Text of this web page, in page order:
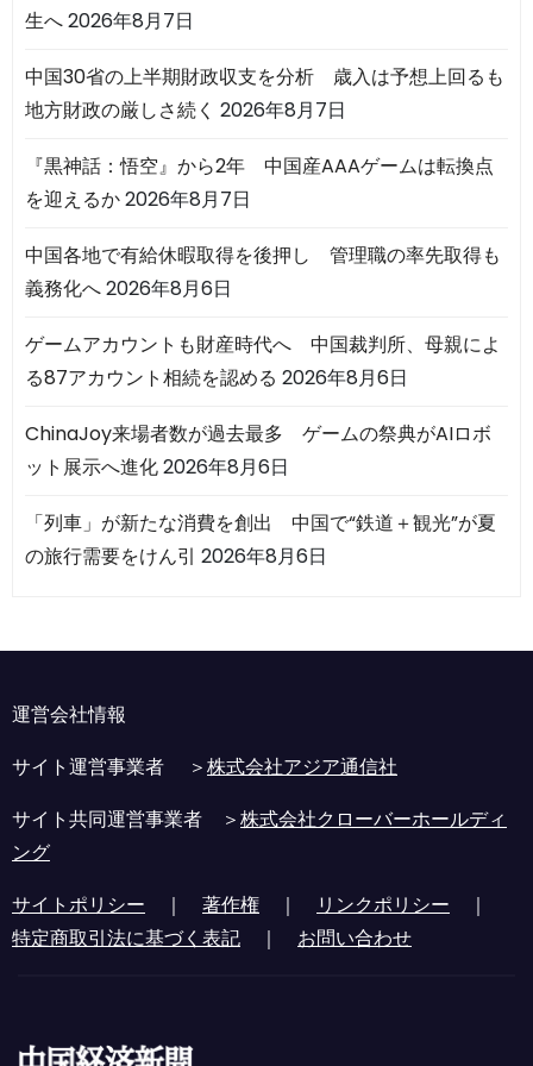
生へ2026年8月7日
中国30省の上半期財政収支を分析 歳入は予想上回るも
地方財政の厳しさ続く 2026年8月7日
『黒神話：悟空』から2年 中国産AAAゲームは転換点
を迎えるか2026年8月7日
中国各地で有給休暇取得を後押し 管理職の率先取得も
義務化へ2026年8月6日
ゲームアカウントも財産時代へ 中国裁判所、母親によ
る87アカウント相続を認める 2026年8月6日
ChinaJoy来場者数が過去最多 ゲームの祭典がAIロボ
ット展示へ進化2026年8月6日
「列車」が新たな消費を創出 中国で“鉄道＋観光”が夏
の旅行需要をけん引 2026年8月6日
運営会社情報
サイト運営事業者 ＞株式会社アジア通信社
サイト共同運営事業者 ＞株式会社クローバーホールディ
ング
サイトポリシー ｜ 著作権 ｜ リンクポリシー ｜
特定商取引法に基づく表記 ｜ お問い合わせ